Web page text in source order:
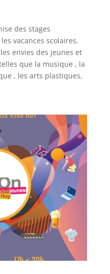
des stages
vacances scolaires.
envies des jeunes et
que la musique , la
, les arts plastiques,